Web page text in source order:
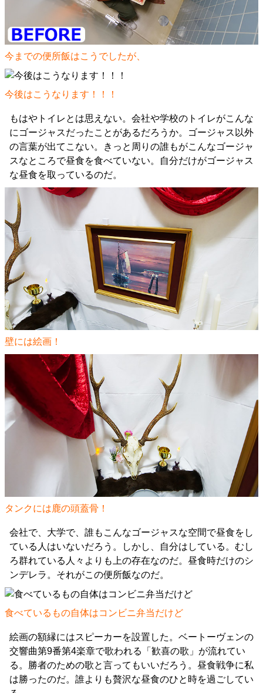
今までの便所飯はこうでしたが、
今後はこうなります！！！
もはやトイレとは思えない。会社や学校のトイレがこんな
にゴージャスだったことがあるだろうか。ゴージャス以外
の言葉が出てこない。きっと周りの誰もがこんなゴージャ
スなところで昼食を食べていない。自分だけがゴージャス
な昼食を取っているのだ。
壁には絵画！
タンクには鹿の頭蓋骨！
会社で、大学で、誰もこんなゴージャスな空間で昼食をし
ている人はいないだろう。しかし、自分はしている。むし
ろ群れている人々よりも上の存在なのだ。昼食時だけのシ
ンデレラ。それがこの便所飯なのだ。
食べているもの自体はコンビニ弁当だけど
絵画の額縁にはスピーカーを設置した。ベートーヴェンの
交響曲第9番第4楽章で歌われる「歓喜の歌」が流れてい
る。勝者のための歌と言ってもいいだろう。昼食戦争に私
は勝ったのだ。誰よりも贅沢な昼食のひと時を過ごしてい